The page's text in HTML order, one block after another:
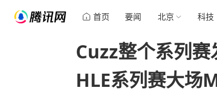
首页 要闻 北京 科技
Cuzz整个系列
HLE系列赛大场